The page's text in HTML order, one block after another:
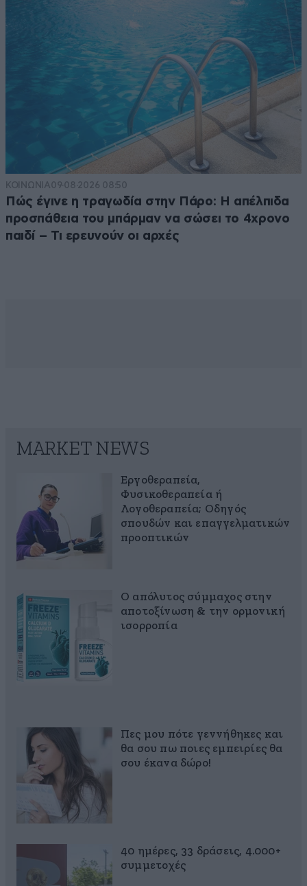
ΚΟΙΝΩΝΙΑ09·08·2026 08:50
Πώς έγινε η τραγωδία στην Πάρο: Η απέλπιδα
προσπάθεια του μπάρμαν να σώσει το 4χρονο
παιδί – Τι ερευνούν οι αρχές
MARKET NEWS
Εργοθεραπεία,
Φυσικοθεραπεία ή
Λογοθεραπεία; Οδηγός
σπουδών και επαγγελματικών
προοπτικών
Ο απόλυτος σύμμαχος στην
αποτοξίνωση & την ορμονική
ισορροπία
Πες μου πότε γεννήθηκες και
θα σου πω ποιες εμπειρίες θα
σου έκανα δώρο!
40 ημέρες, 33 δράσεις, 4.000+
συμμετοχές